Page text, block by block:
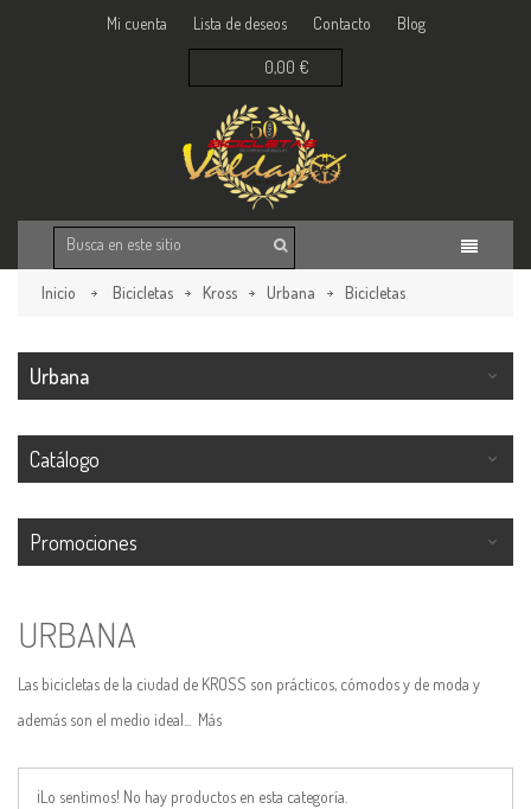
Blog
Contacto
Lista de deseos
Mi cuenta
0,00 €
Inicio Bicicletas Kross Urbana Bicicletas
Urbana
Catálogo
Promociones
URBANA
Las bicicletas de la ciudad de KROSS son prácticos, cómodos y de moda y
además son el medio ideal... Más
¡Lo sentimos! No hay productos en esta categoría.